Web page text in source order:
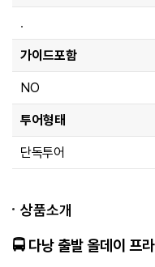
.
가이드포함
NO
투어형태
단독투어
상품소개
🚍 다낭 출발 올데이 프